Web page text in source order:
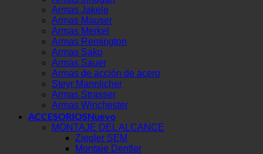
Armas Jakele
Armas Mauser
Armas Merkel
Armas Remington
Armas Sako
Armas Sauer
Armas de acción de acero
Steyr Mannlicher
Armas Strasser
Armas Winchester
ACCESORIOS
MONTAJE DEL ALCANCE
Ziegler SEM
Montaje Dentler